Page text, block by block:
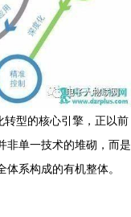
型的核心引擎，正以前
非单一技术的堆砌，而是
系构成的有机整体。